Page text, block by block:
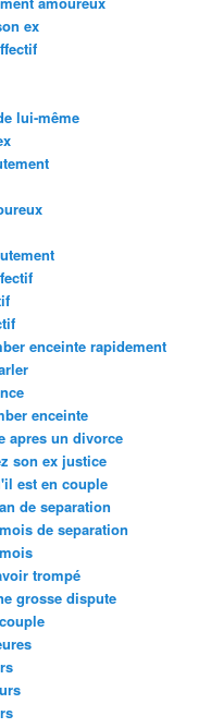
ex
lui-même
enceinte rapidement
enceinte
apres un divorce
son ex justice
est en couple
de separation
de separation
trompé
grosse dispute